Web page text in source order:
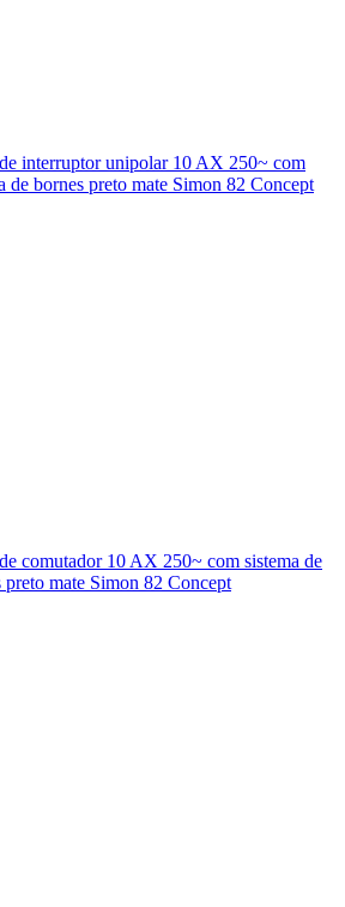
interruptor unipolar 10 AX 250~ com
de bornes preto mate Simon 82 Concept
comutador 10 AX 250~ com sistema de
mate Simon 82 Concept